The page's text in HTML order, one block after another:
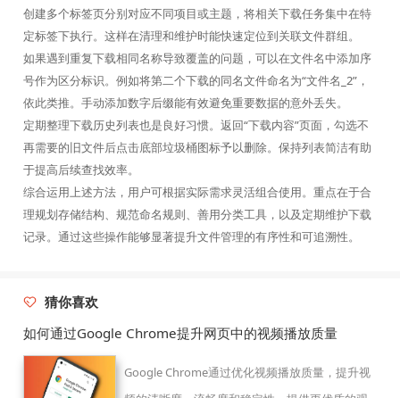
创建多个标签页分别对应不同项目或主题，将相关下载任务集中在特
定标签下执行。这样在清理和维护时能快速定位到关联文件群组。
如果遇到重复下载相同名称导致覆盖的问题，可以在文件名中添加序
号作为区分标识。例如将第二个下载的同名文件命名为“文件名_2”，
依此类推。手动添加数字后缀能有效避免重要数据的意外丢失。
定期整理下载历史列表也是良好习惯。返回“下载内容”页面，勾选不
再需要的旧文件后点击底部垃圾桶图标予以删除。保持列表简洁有助
于提高后续查找效率。
综合运用上述方法，用户可根据实际需求灵活组合使用。重点在于合
理规划存储结构、规范命名规则、善用分类工具，以及定期维护下载
记录。通过这些操作能够显著提升文件管理的有序性和可追溯性。
猜你喜欢
如何通过Google Chrome提升网页中的视频播放质量
Google Chrome通过优化视频播放质量，提升视